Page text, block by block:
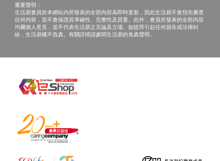
重要聲明：
生活易會員於本網站內所發表的全部內容為即時更新，因此生活易不會預先審查
任何內容，並不會保證其準確性、完整性及質量。此外，會員所發表的全部內容
均屬個人意見，並不代表生活易之言論及立場。如從而引起任何損失或法律糾
紛，生活易概不負責。有關詳情請參閱生活易的免責聲明。